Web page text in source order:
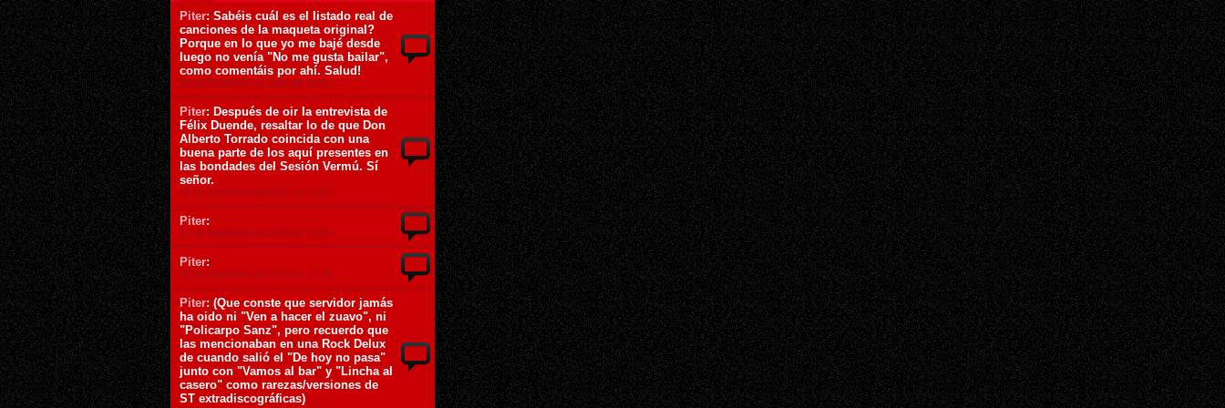
Piter: Sabéis cuál es el listado real de
canciones de la maqueta original?
Porque en lo que yo me bajé desde
luego no venía "No me gusta bailar",
como comentáis por ahí. Salud!
26 de Diciembre de 2010 ás 21:02
Piter: Después de oir la entrevista de
Félix Duende, resaltar lo de que Don
Alberto Torrado coincida con una
buena parte de los aquí presentes en
las bondades del Sesión Vermú. Sí
señor.
21 de Diciembre de 2010 ás 18:02
Piter:
21 de Diciembre de 2010 ás 17:29
Piter:
21 de Diciembre de 2010 ás 17:26
Piter: (Que conste que servidor jamás
ha oido ni "Ven a hacer el zuavo", ni
"Policarpo Sanz", pero recuerdo que
las mencionaban en una Rock Delux
de cuando salió el "De hoy no pasa"
junto con "Vamos al bar" y "Lincha al
casero" como rarezas/versiones de
ST extradiscográficas)